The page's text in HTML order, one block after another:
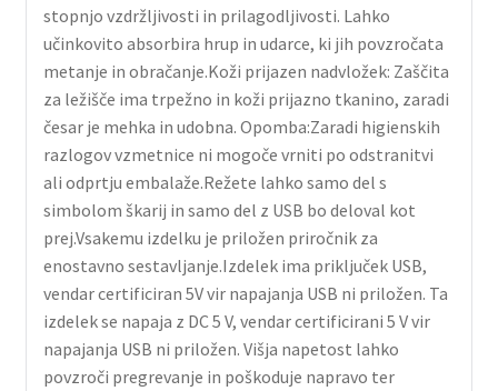
stopnjo vzdržljivosti in prilagodljivosti. Lahko
učinkovito absorbira hrup in udarce, ki jih povzročata
metanje in obračanje.Koži prijazen nadvložek: Zaščita
za ležišče ima trpežno in koži prijazno tkanino, zaradi
česar je mehka in udobna. Opomba:Zaradi higienskih
razlogov vzmetnice ni mogoče vrniti po odstranitvi
ali odprtju embalaže.Režete lahko samo del s
simbolom škarij in samo del z USB bo deloval kot
prej.Vsakemu izdelku je priložen priročnik za
enostavno sestavljanje.Izdelek ima priključek USB,
vendar certificiran 5V vir napajanja USB ni priložen. Ta
izdelek se napaja z DC 5 V, vendar certificirani 5 V vir
napajanja USB ni priložen. Višja napetost lahko
povzroči pregrevanje in poškoduje napravo ter